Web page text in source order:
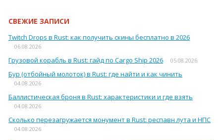
СВЕЖИЕ ЗАПИСИ
Twitch Drops в Rust: как получить скины бесплатно в 2026
06.08.2026
Грузовой корабль в Rust: гайд по Cargo Ship 2026 05.08.2026
Бур (отбойный молоток) в Rust: где найти и как чинить
04.08.2026
Баллистическая броня в Rust: характеристики и где взять
04.08.2026
Сколько перезагружается монумент в Rust: респавн лута и НПС
04.08.2026